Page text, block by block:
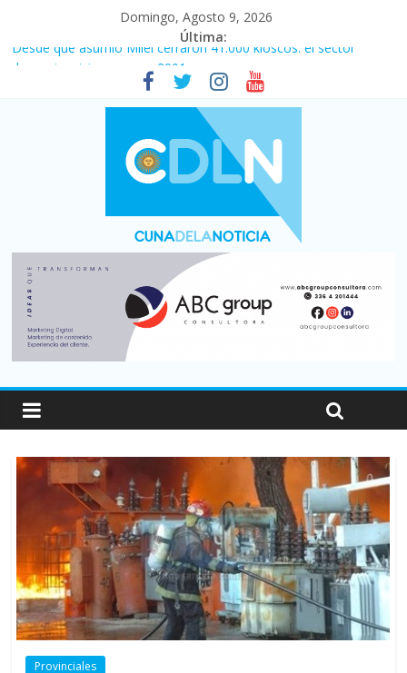
Domingo, Agosto 9, 2026
Última:
Desde que asumió Milei cerraron 41.000 kioscos: el sector
denuncia crisis como en 2001
Vacaciones de invierno con más movimiento y consumo
turístico: 4,6 millones de personas viajaron por el país, un 5,9%
El agro argentino logró un récord histórico de exportaciones en
el primer semestre de 2026
Duelo internacional: Falleció Jorge Messi, el papá de Leo
La morosidad alcanzó su nivel más alto en dos décadas y ya
afecta a 400 mil deudores en Santa Fe
Provinciales